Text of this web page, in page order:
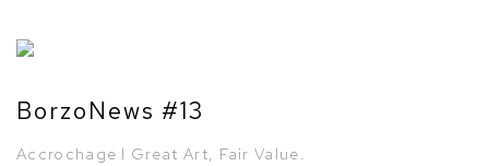
BorzoNews #13
Accrochage l Great Art, Fair Value.